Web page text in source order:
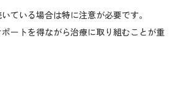
ている場合は特に注意が必要です。
ートを得ながら治療に取り組むことが重